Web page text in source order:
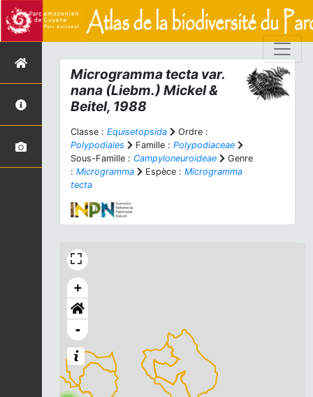
Microgramma tecta var.
nana (Liebm.) Mickel &
Beitel, 1988
Classe : Equisetopsida
Ordre :
Polypodiales
Famille : Polypodiaceae
Sous-Famille : Campyloneuroideae
Genre
: Microgramma Espèce : Microgramma
tecta
+
-